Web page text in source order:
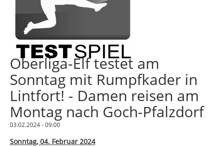
Oberliga-Elf testet am
Sonntag mit Rumpfkader in
Lintfort! - Damen reisen am
Montag nach Goch-Pfalzdorf
03.02.2024 - 09:00
Sonntag, 04. Februar 2024